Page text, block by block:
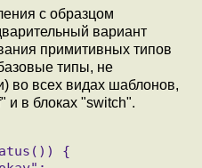
с образцом
вариант
примитивных типов
типы, не
во всех видах шаблонов,
и в блоках "switch".